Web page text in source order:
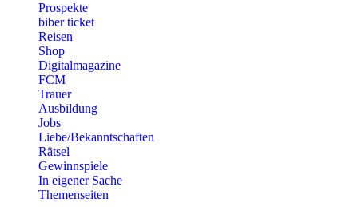
Prospekte
biber ticket
Reisen
Shop
Digitalmagazine
FCM
Trauer
Ausbildung
Jobs
Liebe/Bekanntschaften
Rätsel
Gewinnspiele
In eigener Sache
Themenseiten